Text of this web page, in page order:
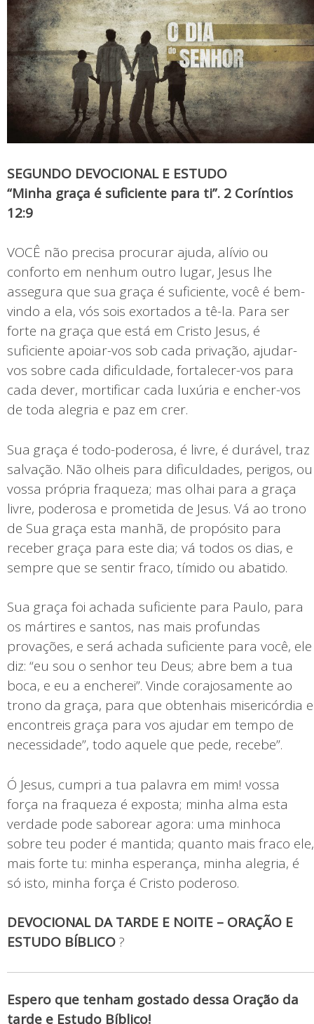
SEGUNDO DEVOCIONAL E ESTUDO
“Minha graça é suficiente para ti”. 2 Coríntios
12:9
VOCÊ não precisa procurar ajuda, alívio ou
conforto em nenhum outro lugar, Jesus lhe
assegura que sua graça é suficiente, você é bem-
vindo a ela, vós sois exortados a tê-la. Para ser
forte na graça que está em Cristo Jesus, é
suficiente apoiar-vos sob cada privação, ajudar-
vos sobre cada dificuldade, fortalecer-vos para
cada dever, mortificar cada luxúria e encher-vos
de toda alegria e paz em crer.
Sua graça é todo-poderosa, é livre, é durável, traz
salvação. Não olheis para dificuldades, perigos, ou
vossa própria fraqueza; mas olhai para a graça
livre, poderosa e prometida de Jesus. Vá ao trono
de Sua graça esta manhã, de propósito para
receber graça para este dia; vá todos os dias, e
sempre que se sentir fraco, tímido ou abatido.
Sua graça foi achada suficiente para Paulo, para
os mártires e santos, nas mais profundas
provações, e será achada suficiente para você, ele
diz: “eu sou o senhor teu Deus; abre bem a tua
boca, e eu a encherei”. Vinde corajosamente ao
trono da graça, para que obtenhais misericórdia e
encontreis graça para vos ajudar em tempo de
necessidade”, todo aquele que pede, recebe”.
Ó Jesus, cumpri a tua palavra em mim! vossa
força na fraqueza é exposta; minha alma esta
verdade pode saborear agora: uma minhoca
sobre teu poder é mantida; quanto mais fraco ele,
mais forte tu: minha esperança, minha alegria, é
só isto, minha força é Cristo poderoso.
DEVOCIONAL DA TARDE E NOITE – ORAÇÃO E
ESTUDO BÍBLICO?
Espero que tenham gostado dessa Oração da
tarde e Estudo Bíblico!